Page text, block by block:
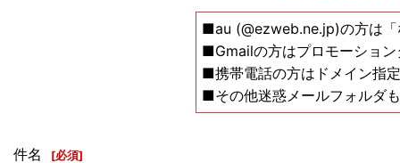
■au (@ezweb.ne.jp)の方は「
■Gmailの方はプロモーショ
■携帯電話の方はドメイン指
■その他迷惑メールフォルダ
件名 [必須]